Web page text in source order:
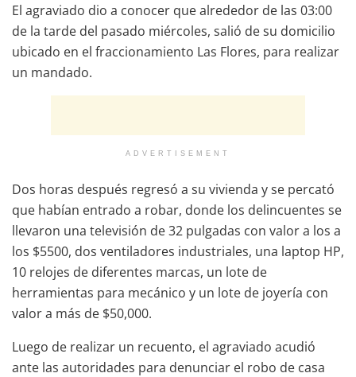
El agraviado dio a conocer que alrededor de las 03:00
de la tarde del pasado miércoles, salió de su domicilio
ubicado en el fraccionamiento Las Flores, para realizar
un mandado.
ADVERTISEMENT
Dos horas después regresó a su vivienda y se percató
que habían entrado a robar, donde los delincuentes se
llevaron una televisión de 32 pulgadas con valor a los a
los $5500, dos ventiladores industriales, una laptop HP,
10 relojes de diferentes marcas, un lote de
herramientas para mecánico y un lote de joyería con
valor a más de $50,000.
Luego de realizar un recuento, el agraviado acudió
ante las autoridades para denunciar el robo de casa